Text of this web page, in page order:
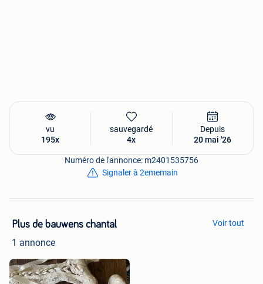
vu
195x
sauvegardé
4x
Depuis
20 mai '26
Numéro de l'annonce: m2401535756
Signaler à 2ememain
Plus de bauwens chantal
1 annonce
Voir tout